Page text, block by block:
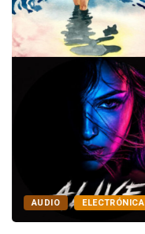
AUDIO ELECTRÓNICA